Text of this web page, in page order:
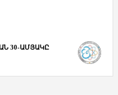
30-ԱՄՅԱԿԸ